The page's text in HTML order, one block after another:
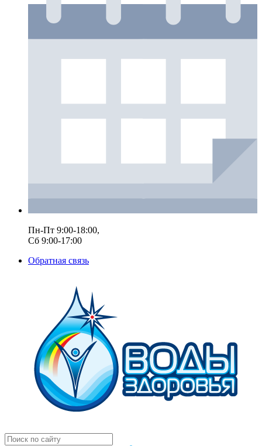
Пн-Пт 9:00-18:00,
Сб 9:00-17:00
Обратная связь